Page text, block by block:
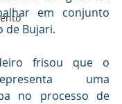
em conjunto
de Bujari.
frisou que o
uma
no processo de